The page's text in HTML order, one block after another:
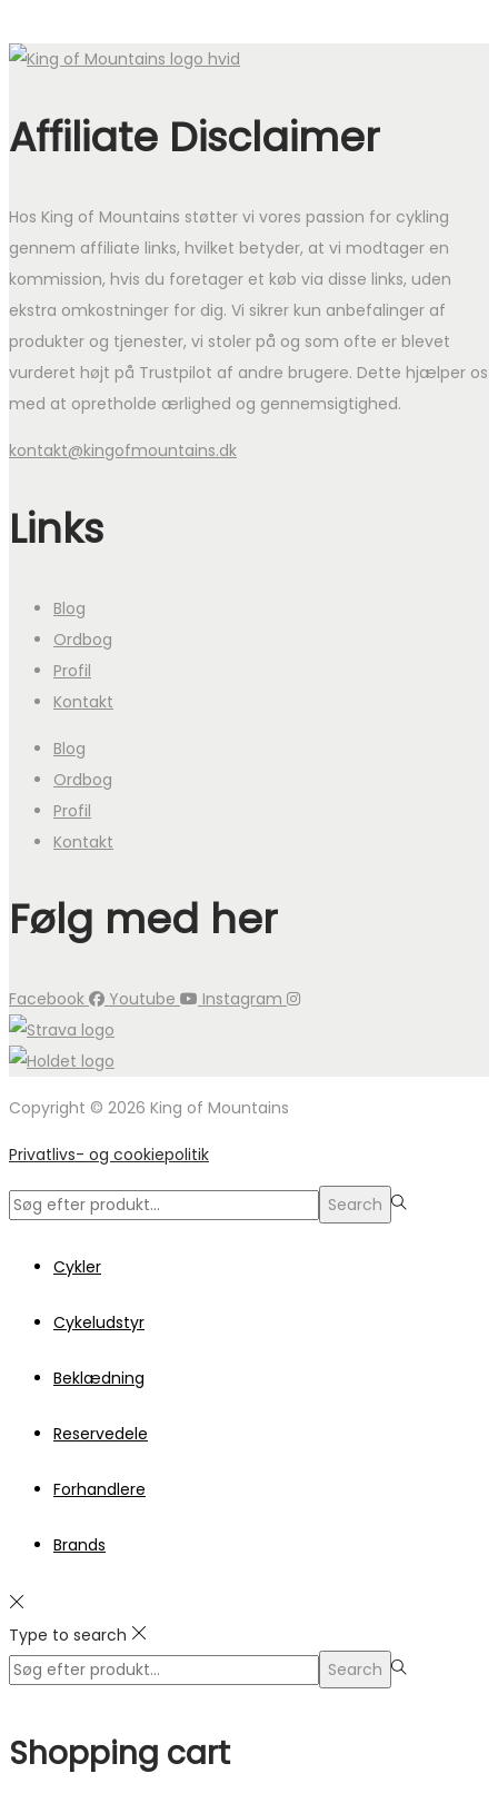
Affiliate Disclaimer
Hos King of Mountains støtter vi vores passion for cykling
gennem affiliate links, hvilket betyder, at vi modtager en
kommission, hvis du foretager et køb via disse links, uden
ekstra omkostninger for dig. Vi sikrer kun anbefalinger af
produkter og tjenester, vi stoler på og som ofte er blevet
vurderet højt på Trustpilot af andre brugere. Dette hjælper os
med at opretholde ærlighed og gennemsigtighed.
kontakt@kingofmountains.dk
Links
Blog
Ordbog
Profil
Kontakt
Blog
Ordbog
Profil
Kontakt
Følg med her
Facebook Youtube Instagram
Copyright © 2026 King of Mountains
Privatlivs- og cookiepolitik
Search
Search
Cykler
Cykeludstyr
Beklædning
Reservedele
Forhandlere
Brands
Type to search
Search
Search
Shopping cart